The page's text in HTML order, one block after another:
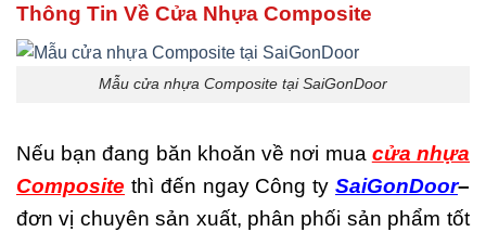
Thông Tin Về Cửa Nhựa Composite
Mẫu cửa nhựa Composite tại SaiGonDoor
Nếu bạn đang băn khoăn về nơi mua cửa nhựa
Composite thì đến ngay Công ty SaiGonDoor–
đơn vị chuyên sản xuất, phân phối sản phẩm tốt